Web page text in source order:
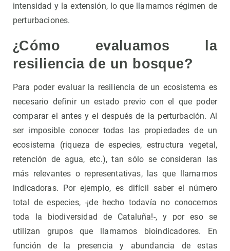
intensidad y la extensión, lo que llamamos régimen de
perturbaciones.
¿Cómo evaluamos la
resiliencia de un bosque?
Para poder evaluar la resiliencia de un ecosistema es
necesario definir un estado previo con el que poder
comparar el antes y el después de la perturbación. Al
ser imposible conocer todas las propiedades de un
ecosistema (riqueza de especies, estructura vegetal,
retención de agua, etc.), tan sólo se consideran las
más relevantes o representativas, las que llamamos
indicadoras. Por ejemplo, es difícil saber el número
total de especies, -¡de hecho todavía no conocemos
toda la biodiversidad de Cataluña!-, y por eso se
utilizan grupos que llamamos bioindicadores. En
función de la presencia y abundancia de estas